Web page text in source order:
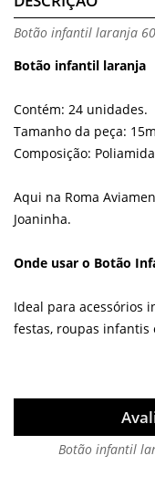
Botão infantil laranja
Botão infantil laranja
Contém: 24 unidades.
Tamanho da peça:
Composição:
Aqui na Roma
Joaninha.
Onde usar o Botão
Ideal para acessórios
festas, roupas infantis
Botão infantil